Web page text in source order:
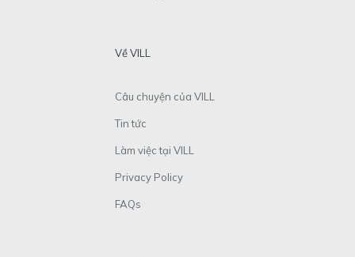
Về VILL
Câu chuyện của VILL
Tin tức
Làm việc tại VILL
Privacy Policy
FAQs